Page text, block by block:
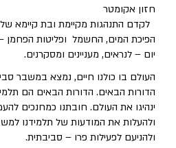
חזון אקומטר
לקדם התנהגות מקיימת ובת קיימא
הפיכת המים, החשמל ופליטות הפחמן
יום – לנראים, מעניינים ומסקרנים.
העולם בו כולנו חיים, נמצא במשבר
הדורות הבאים. הדורות הבאים הם
ינהיגו את העולם. חובתנו כמחנכים
ולהעלות את המודעות של תלמידנו
ולהניעם לפעילות פרו – סביבתית.